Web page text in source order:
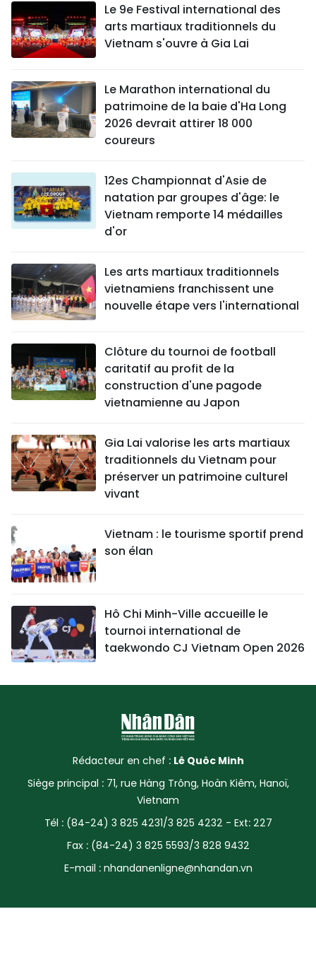
Le 9e Festival international des
arts martiaux traditionnels du
Vietnam s'ouvre à Gia Lai
Le Marathon international du
patrimoine de la baie d'Ha Long
2026 devrait attirer 18 000
coureurs
12es Championnat d'Asie de
natation par groupes d'âge: le
Vietnam remporte 14 médailles
d'or
Les arts martiaux traditionnels
vietnamiens franchissent une
nouvelle étape vers l'international
Clôture du tournoi de football
caritatif au profit de la
construction d'une pagode
vietnamienne au Japon
Gia Lai valorise les arts martiaux
traditionnels du Vietnam pour
préserver un patrimoine culturel
vivant
Vietnam : le tourisme sportif prend
son élan
Hô Chi Minh-Ville accueille le
tournoi international de
taekwondo CJ Vietnam Open 2026
Rédacteur en chef : Lê Quôc Minh
Siège principal : 71, rue Hàng Trông, Hoàn Kiêm, Hanoï,
Vietnam
Tél : (84-24) 3 825 4231/3 825 4232 - Ext: 227
Fax : (84-24) 3 825 5593/3 828 9432
E-mail : nhandanenligne@nhandan.vn